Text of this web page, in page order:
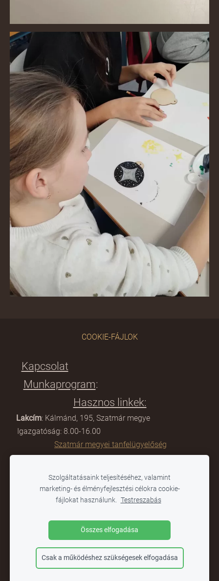
COOKIE-FÁJLOK
Kapcsolat
Munkaprogram:
Hasznos linkek:
Lakcím: Kálmánd, 195, Szatmár megye
Igazgatóság: 8.00-16.00
Szatmár megyei tanfelügyelőség
Titkárság: 8:00-12.00
Tanügyminisztérium
0361-804 284
Online napló
Szolgáltatásaink teljesítéséhez, valamint
marketing- és élményfejlesztési célokra cookie-
fájlokat használunk. Testreszabás
Összes elfogadása
Csak a működéshez szükségesek elfogadása